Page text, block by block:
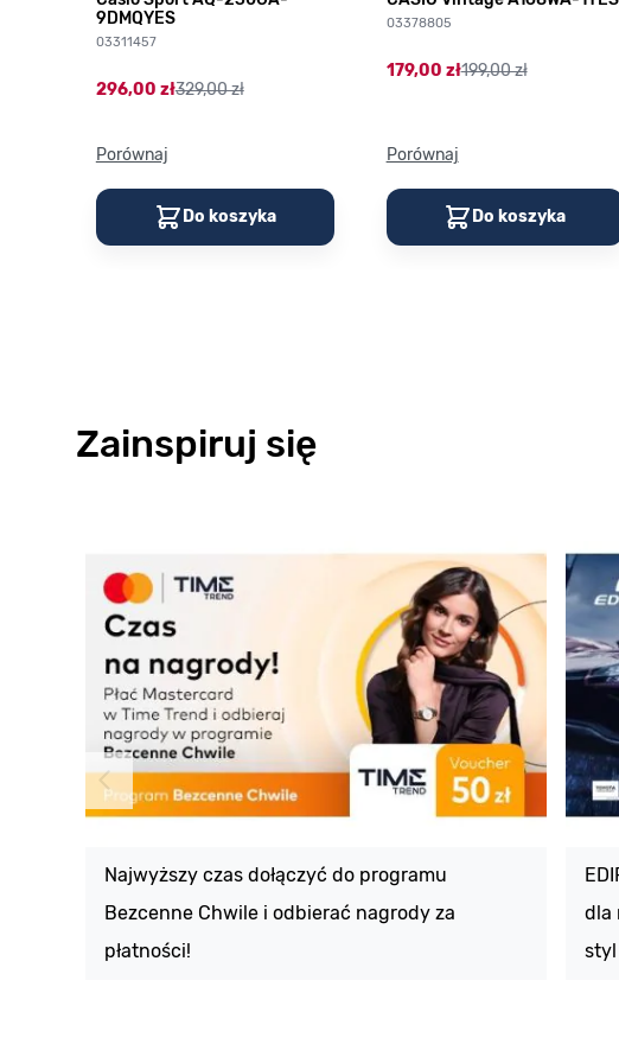
9DMQYES
03311457
296,00 zł329,00 zł
Porównaj
Do koszyka
03378805
179,00 zł199,00 zł
Porównaj
Do koszyka
Zainspiruj się
Najwyższy czas dołączyć do programu
Bezcenne Chwile i odbierać nagrody za
płatności!
dla
styl